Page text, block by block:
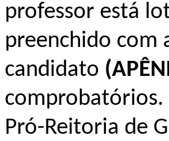
professor está
preenchido com
candidato
comprobatórios.
Pró-Reitoria de